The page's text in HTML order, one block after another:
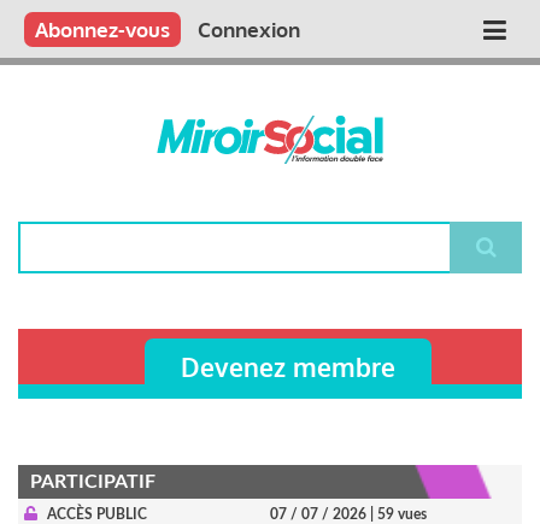
Aller
contenu
Main
Qui sommes nous ?
Vous publiez
Nous publions
Contactez-nous
Abonnez-vous Connexion
Devenez membre
PARTICIPATIF
ACCÈS PUBLIC 07 / 07 / 2026 | 59 vues